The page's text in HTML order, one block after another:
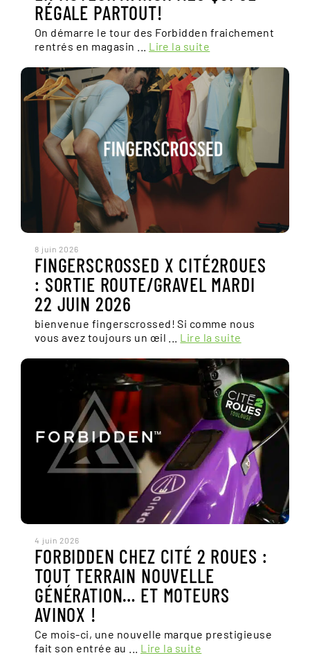
RÉGALE PARTOUT!
On démarre le tour des Forbidden fraichement
rentrés en magasin ... Lire la suite
8 juin 2026
FINGERSCROSSED X CITÉ2ROUES
: SORTIE ROUTE/GRAVEL MARDI
22 JUIN 2026
bienvenue fingerscrossed! Si comme nous
vous avez toujours un œil ... Lire la suite
4 juin 2026
FORBIDDEN CHEZ CITÉ 2 ROUES :
TOUT TERRAIN NOUVELLE
GÉNÉRATION… ET MOTEURS
AVINOX !
Ce mois-ci, une nouvelle marque prestigieuse
fait son entrée au ... Lire la suite